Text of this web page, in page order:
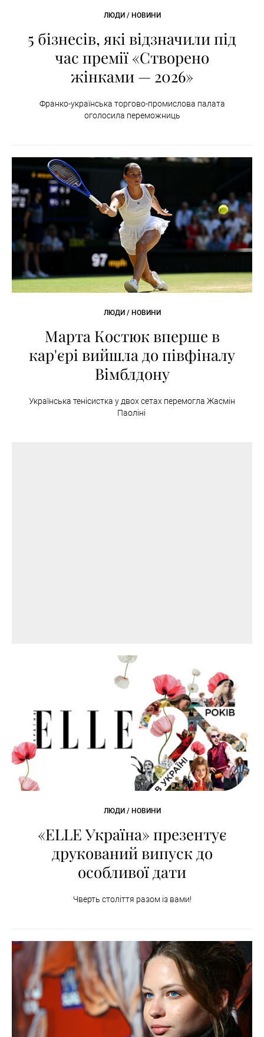
ЛЮДИ / НОВИНИ
5 бізнесів, які відзначили під
час премії «Створено
жінками — 2026»
Франко-українська торгово-промислова палата
оголосила переможниць
ЛЮДИ / НОВИНИ
Марта Костюк вперше в
кар'єрі вийшла до півфіналу
Вімблдону
Українська тенісистка у двох сетах перемогла Жасмін
Паоліні
ЛЮДИ / НОВИНИ
«ELLE Україна» презентує
друкований випуск до
особливої дати
Чверть століття разом із вами!